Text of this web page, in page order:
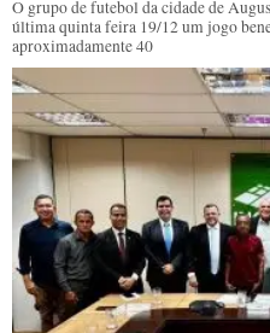
O grupo de futebol da cidade de
última quinta feira 19/12 um jogo
aproximadamente 40